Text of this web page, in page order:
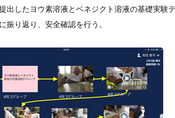
出したヨウ素溶液とベネジクト溶液の基礎実験
振り返り、安全確認を行う。